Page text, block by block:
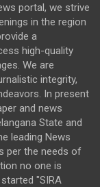
portal, we strive
in the region
a
high-quality
We are
integrity,
In present
and news
State and
leading News
per the needs of
no one is
"SIRA